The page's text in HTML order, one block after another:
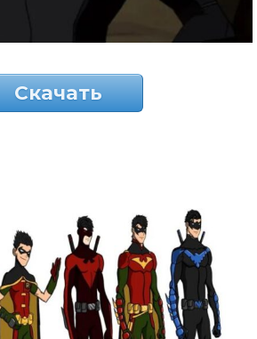
Скачать